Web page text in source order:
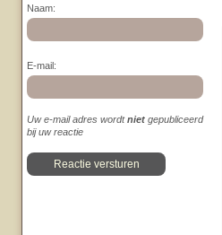
Naam:
E-mail:
Uw e-mail adres wordtniet gepubliceerd
bij uw reactie